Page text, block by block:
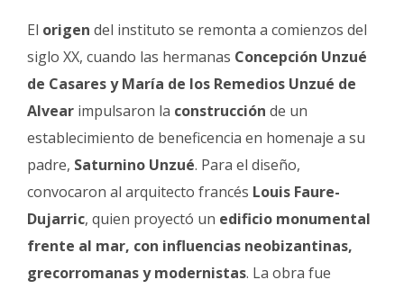
El origen del instituto se remonta a comienzos del
siglo XX, cuando las hermanas Concepción Unzué
de Casares y María de los Remedios Unzué de
Alvear impulsaron la construcción de un
establecimiento de beneficencia en homenaje a su
padre, Saturnino Unzué. Para el diseño,
convocaron al arquitecto francés Louis Faure-
Dujarric, quien proyectó un edificio monumental
frente al mar, con influencias neobizantinas,
grecorromanas y modernistas. La obra fue